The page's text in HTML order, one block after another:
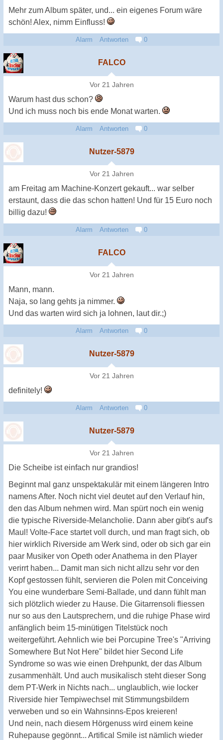
Mehr zum Album später, und... ein eigenes Forum wäre
schön! Alex, nimm Einfluss!
Alarm Antworten 0
FALCO
Vor 21 Jahren
Warum hast dus schon?
Und ich muss noch bis ende Monat warten.
Alarm Antworten 0
Nutzer-5879
Vor 21 Jahren
am Freitag am Machine-Konzert gekauft... war selber
erstaunt, dass die das schon hatten! Und für 15 Euro noch
billig dazu!
Alarm Antworten 0
FALCO
Vor 21 Jahren
Mann, mann.
Naja, so lang gehts ja nimmer.
Und das warten wird sich ja lohnen, laut dir.;)
Alarm Antworten 0
Nutzer-5879
Vor 21 Jahren
definitely!
Alarm Antworten 0
Nutzer-5879
Vor 21 Jahren
Die Scheibe ist einfach nur grandios!
Beginnt mal ganz unspektakulär mit einem längeren Intro
namens After. Noch nicht viel deutet auf den Verlauf hin,
den das Album nehmen wird. Man spürt noch ein wenig
die typische Riverside-Melancholie. Dann aber gibt's auf's
Maul! Volte-Face startet voll durch, und man fragt sich, ob
hier wirklich Riverside am Werk sind, oder ob sich gar ein
paar Musiker von Opeth oder Anathema in den Player
verirrt haben... Damit man sich nicht allzu sehr vor den
Kopf gestossen fühlt, servieren die Polen mit Conceiving
You eine wunderbare Semi-Ballade, und dann fühlt man
sich plötzlich wieder zu Hause. Die Gitarrensoli fliessen
nur so aus den Lautsprechern, und die ruhige Phase wird
anfänglich beim 15-minütigen Titelstück noch
weitergeführt. Aehnlich wie bei Porcupine Tree's "Arriving
Somewhere But Not Here" bildet hier Second Life
Syndrome so was wie einen Drehpunkt, der das Album
zusammenhält. Und auch musikalisch steht dieser Song
dem PT-Werk in Nichts nach... unglaublich, wie locker
Riverside hier Tempiwechsel mit Stimmungsbildern
verweben und so ein Wahnsinns-Epos kreieren!
Und nein, nach diesem Hörgenuss wird einem keine
Ruhepause gegönnt... Artifical Smile ist nämlich wieder